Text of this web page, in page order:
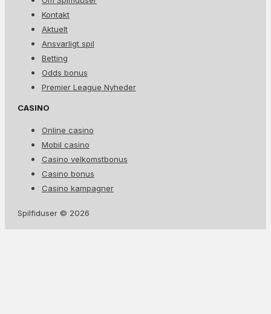
Kontakt
Aktuelt
Ansvarligt spil
Betting
Odds bonus
Premier League Nyheder
CASINO
Online casino
Mobil casino
Casino velkomstbonus
Casino bonus
Casino kampagner
Spilfiduser © 2026